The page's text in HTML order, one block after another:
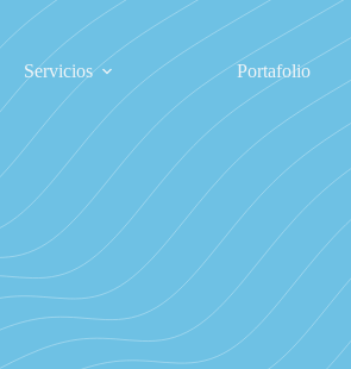
Servicios Portafolio